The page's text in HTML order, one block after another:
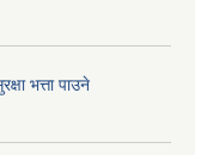
भत्ता पाउने